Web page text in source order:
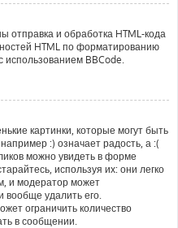
отправка и обработка HTML-кода
HTML по форматированию
BBCode.
картинки, которые могут быть
:) означает радость, а :(
можно увидеть в форме
используя их: они легко
и модератор может
вообще удалить его.
ограничить количество
в сообщении.